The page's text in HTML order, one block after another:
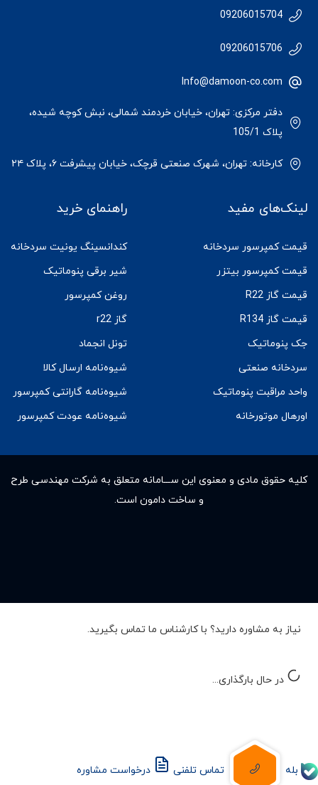
09206015704
09206015706
Info@damoon-co.com
دفتر مرکزی: تهران، خیابان خردمند شمالی، نبش کوچه شیده،
پلاک 105/1
کارخانه: تهران، شهرک صنعتی قرچک، خیابان پیشرفت ۶، پلاک ۲۴
لینک‌های مفید
قیمت کمپرسور سردخانه
قیمت کمپرسور بیتزر
قیمت گاز R22
قیمت گاز R134
جک پنوماتیک
سردخانه صنعتی
واحد مراقبت پنوماتیک
اورهال موتورخانه
راهنمای خرید
کندانسینگ یونیت سردخانه
شیر برقی پنوماتیک
روغن کمپرسور
گاز r22
تونل انجماد
شیوه‌نامه ارسال کالا
شیوه‌نامه گارانتی کمپرسور
شیوه‌نامه عودت کمپرسور
کلیه حقوق مادى و معنوى این ســـامانه متعلق به شرکت مهندسی طرح
و ساخت دامون است.
نیاز به مشاوره دارید؟ با کارشناس ما تماس بگیرید.
در حال بارگذاری...
بله تماس تلفنی درخواست مشاوره